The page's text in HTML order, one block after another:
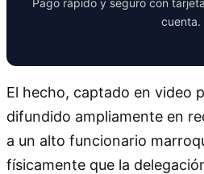
cuenta.
El hecho, captado en video
difundido ampliamente en
a un alto funcionario
físicamente que la